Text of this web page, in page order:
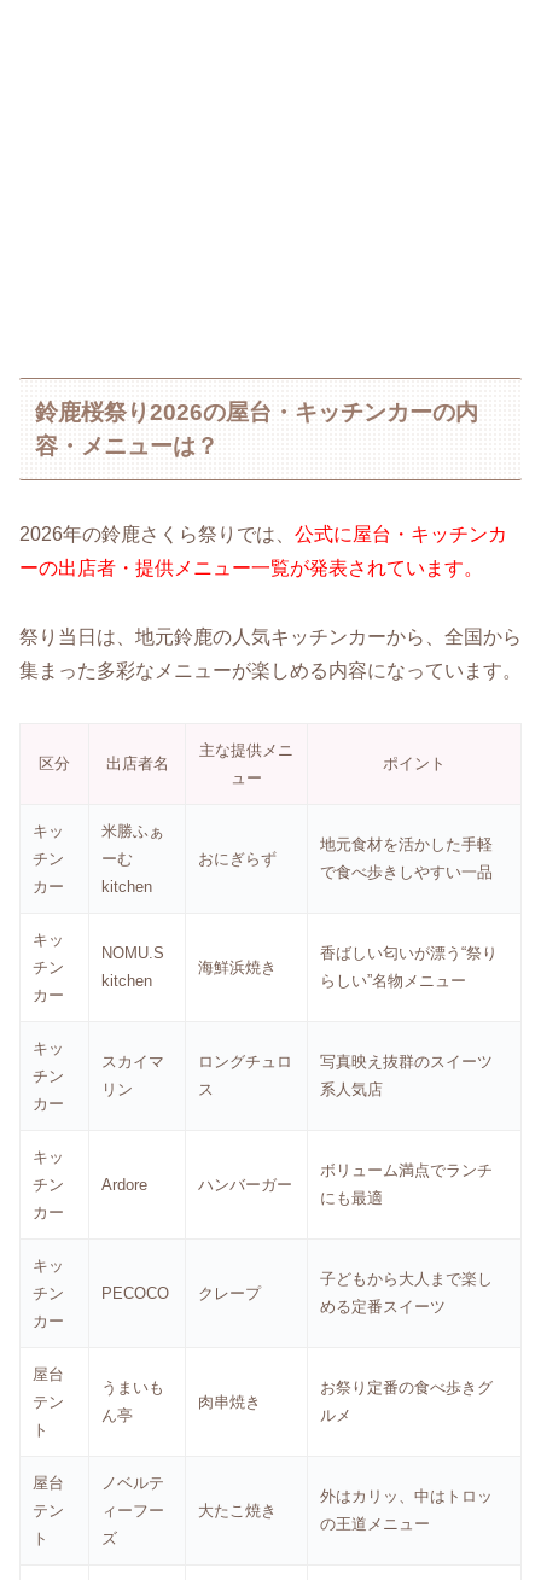
鈴鹿桜祭り2026の屋台・キッチンカーの内
容・メニューは？
2026年の鈴鹿さくら祭りでは、 公式に屋台・キッチンカ
ーの出店者・提供メニュー一覧が発表されています。
祭り当日は、地元鈴鹿の人気キッチンカーから、全国から
集まった多彩なメニューが楽しめる内容になっています。
区分 出店者名
主な提供メニ
ュー
ポイント
キッ
チン
カー
米勝ふぁ
ーむ
kitchen
おにぎらず
地元食材を活かした手軽
で食べ歩きしやすい一品
キッ
チン
カー
NOMU.S
kitchen
海鮮浜焼き
香ばしい匂いが漂う“祭り
らしい”名物メニュー
キッ
チン
カー
スカイマ
リン
ロングチュロ
ス
写真映え抜群のスイーツ
系人気店
キッ
チン
カー
Ardore ハンバーガー
ボリューム満点でランチ
にも最適
キッ
チン
カー
PECOCO クレープ
子どもから大人まで楽し
める定番スイーツ
屋台
テン
ト
うまいも
ん亭
肉串焼き
お祭り定番の食べ歩きグ
ルメ
屋台
テン
ト
ノベルテ
ィーフー
ズ
大たこ焼き
外はカリッ、中はトロッ
の王道メニュー